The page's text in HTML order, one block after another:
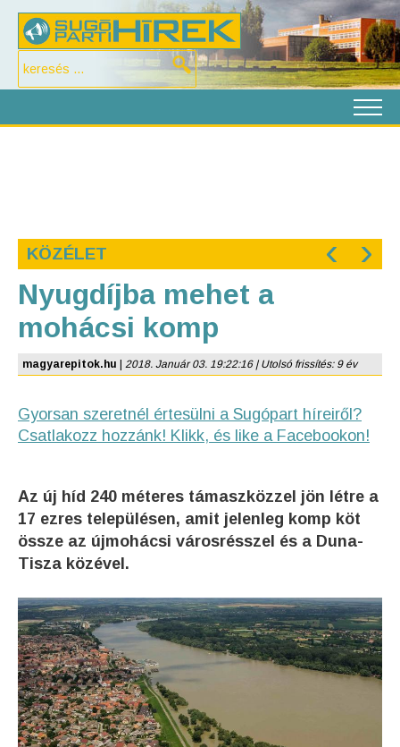
KÖZÉLET ‹ ›
Nyugdíjba mehet a
mohácsi komp
magyarepitok.hu 2018. Január 03. 19:22:16 | Utolsó frissítés: 9 év
Gyorsan szeretnél értesülni a Sugópart híreiről?
Csatlakozz hozzánk! Klikk, és like a Facebookon!
Az új híd 240 méteres támaszközzel jön létre a
17 ezres településen, amit jelenleg komp köt
össze az újmohácsi városrésszel és a Duna-
Tisza közével.